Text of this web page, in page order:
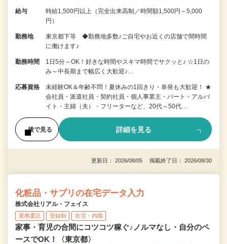
給与
時給1,500円以上（完全出来高制／時間額1,500円～5,000
円）
勤務地
東京都下等 ◆勤務地多数♪ご自宅やお近くの店舗で間時間
に働けます♪
勤務時間
1日5分～OK！好きな時間やスキマ時間でサクッと♪ ☆1日の
み～中長期まで幅広く大歓迎♪…
応募資格
未経験OK＆年齢不問！夏休みの1回きり・単発も大歓迎！ ★
会社員・派遣社員・契約社員・個人事業主・パート・アルバ
イト・主婦（夫）・フリーターなど、20代～50代…
後で見る 詳細を見る
更新日： 2026/08/05 掲載終了日： 2026/08/30
化粧品・サプリの在宅データ入力
株式会社リアル・フェイス
業務委託 登録制 在宅・内職
家事・育児の合間にコツコツ稼ぐ♪ノルマなし・自分のペ
ースでOK！〈東京都〉